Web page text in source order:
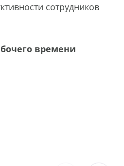
сотрудников
времени